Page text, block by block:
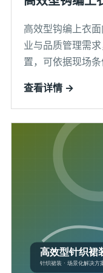
高效型钩编上衣
业与品质管理需
置，可依据现场条
查看详情 →